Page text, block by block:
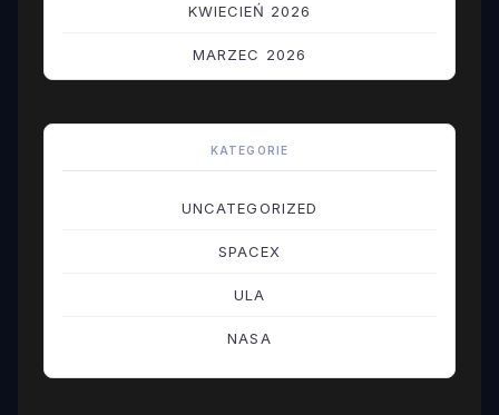
KWIECIEŃ 2026
MARZEC 2026
KATEGORIE
UNCATEGORIZED
SPACEX
ULA
NASA